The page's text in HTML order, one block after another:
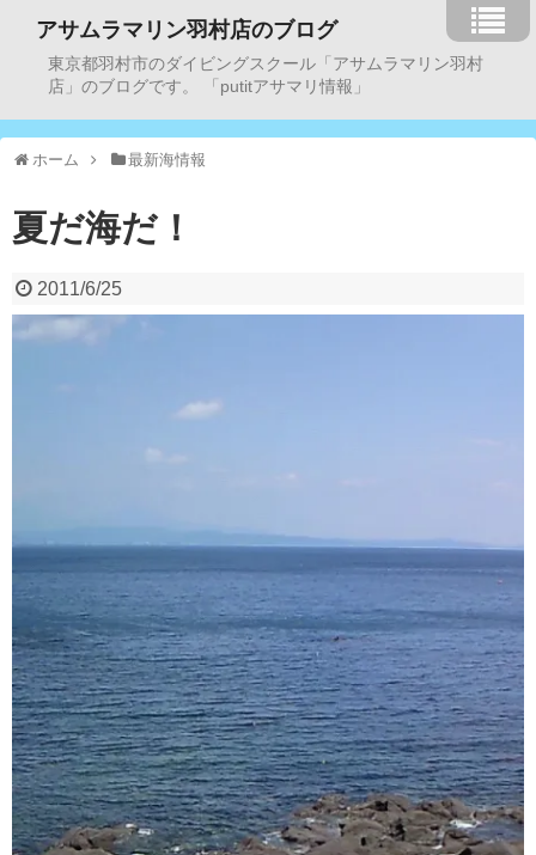
アサムラマリン羽村店のブログ
東京都羽村市のダイビングスクール「アサムラマリン羽村
店」のブログです。 「putitアサマリ情報」
ホーム 最新海情報
夏だ海だ！
2011/6/25